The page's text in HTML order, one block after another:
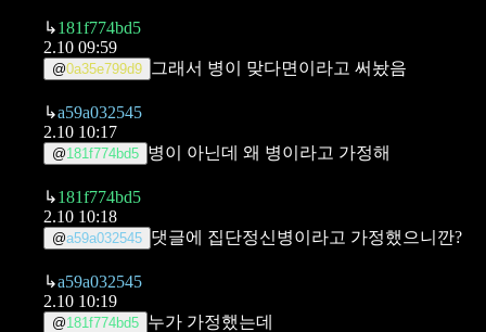
↳181f774bd5
2.10 09:59
@0a35e799d9 그래서 병이 맞다면이라고 써놨음
↳a59a032545
2.10 10:17
@181f774bd5 병이 아닌데 왜 병이라고 가정해
↳181f774bd5
2.10 10:18
@a59a032545 댓글에 집단정신병이라고 가정했으니깐?
↳a59a032545
2.10 10:19
@181f774bd5 누가 가정했는데